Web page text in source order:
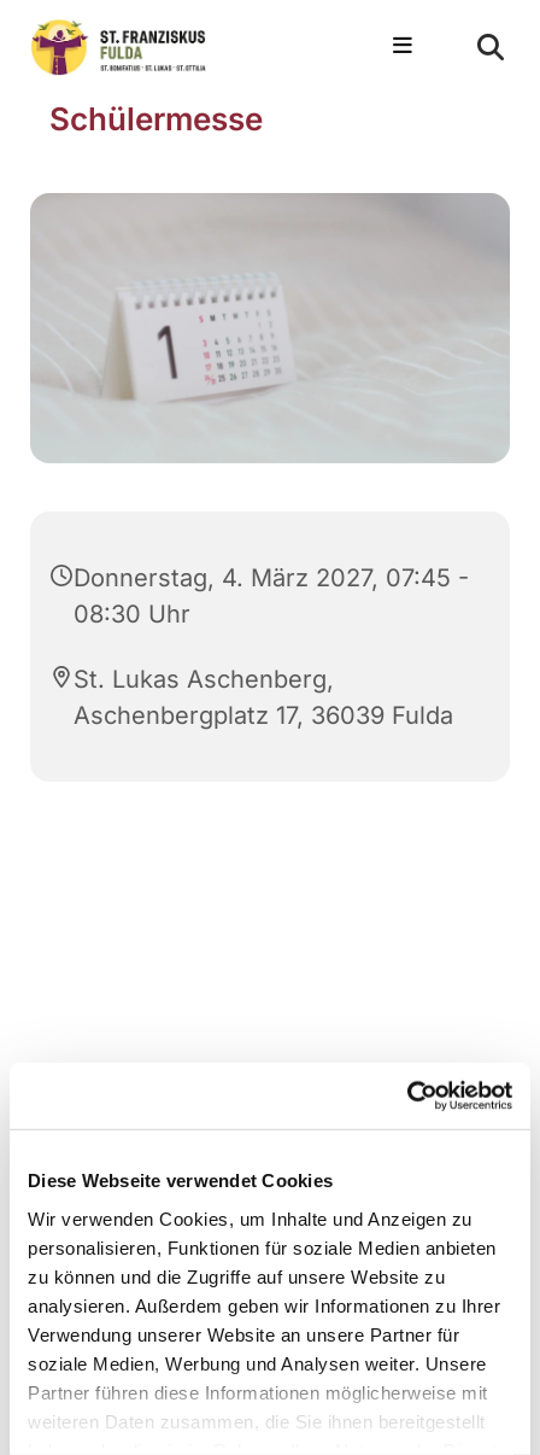
Diese Webseite verwendet Cookies
Wir verwenden Cookies, um Inhalte und Anzeigen zu
personalisieren, Funktionen für soziale Medien anbieten
zu können und die Zugriffe auf unsere Website zu
analysieren. Außerdem geben wir Informationen zu Ihrer
Verwendung unserer Website an unsere Partner für
soziale Medien, Werbung und Analysen weiter. Unsere
Partner führen diese Informationen möglicherweise mit
weiteren Daten zusammen, die Sie ihnen bereitgestellt
Schülermesse
Donnerstag, 4. März 2027, 07:45 -
08:30 Uhr
St. Lukas Aschenberg,
Aschenbergplatz 17, 36039 Fulda
Dies könnte Sie auch
interessieren